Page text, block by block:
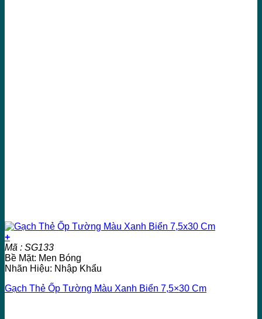
+
Mã : SG133
Bề Mặt: Men Bóng
Nhãn Hiệu: Nhập Khẩu
Gạch Thẻ Ốp Tường Màu Xanh Biển 7,5×30 Cm